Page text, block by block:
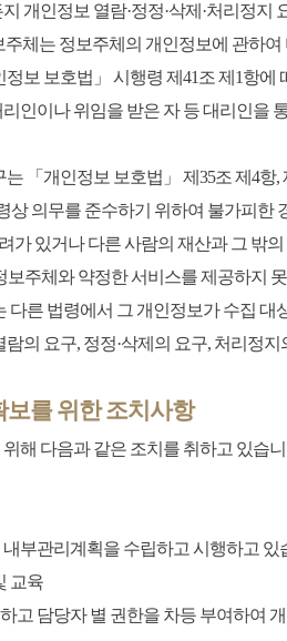
개인정보 열람·정정·삭제·처리정지
체는 정보주체의 개인정보에 관하
보 보호법」 시행령 제41조 제1항에
인이나 위임을 받은 자 등 대리인을
「개인정보 보호법」 제35조 제4항
상 의무를 준수하기 위하여 불가피한
가 있거나 다른 사람의 재산과 그 밖
주체와 약정한 서비스를 제공하지
른 법령에서 그 개인정보가 수집 대
의 요구, 정정·삭제의 요구, 처리정
보를 위한 조치사항
해 다음과 같은 조치를 취하고 있습
부관리계획을 수립하고 시행하고 있
교육
고 담당자 별 권한을 차등 부여하여